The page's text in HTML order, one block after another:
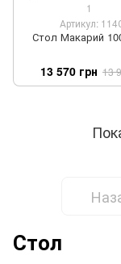
1
Артикул:
Стол Макарий
13 570 грн 13
Стол